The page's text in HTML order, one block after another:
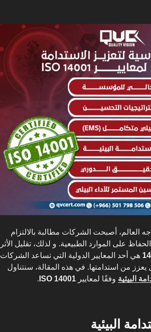
العالم، أصبحت الشركات مطالبة بالالتزام
على الموارد الطبيعية. و لذلك، تقليل الأثر
هي أحد المعايير الدولية التي تساعد الشركات
من استدامتها. في هذه المقالة، سنتناول
البيئية وفقًا لمعايير ISO 14001
.
البيئية